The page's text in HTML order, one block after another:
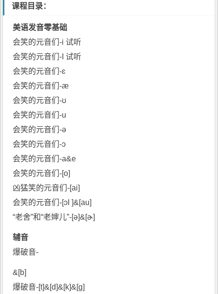
课程目录：
美语发音零基础
会笑的元音们-i 试听
会笑的元音们-I 试听
会笑的元音们-ɛ
会笑的元音们-æ
会笑的元音们-ʊ
会笑的元音们-u
会笑的元音们-ə
会笑的元音们-ɔ
会笑的元音们-a&e
会笑的元音们-[o]
凶猛笑的元音们-[ai]
会笑的元音们-[ɔI ]&[au]
“老舍”和“老婶儿”-[ə]&[ɚ]
辅音
爆破音-
&[b]
爆破音-[t]&[d]&[k]&[g]